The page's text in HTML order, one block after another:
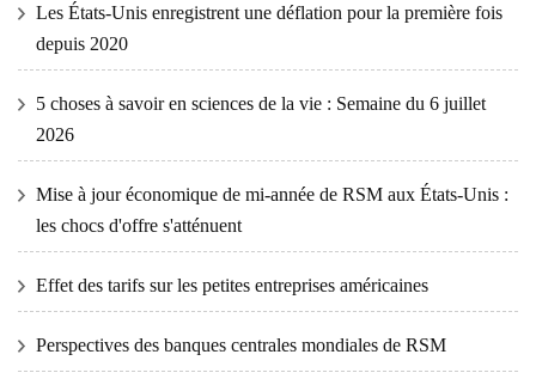
Les États-Unis enregistrent une déflation pour la première fois
depuis 2020
5 choses à savoir en sciences de la vie : Semaine du 6 juillet
2026
Mise à jour économique de mi-année de RSM aux États-Unis :
les chocs d'offre s'atténuent
Effet des tarifs sur les petites entreprises américaines
Perspectives des banques centrales mondiales de RSM